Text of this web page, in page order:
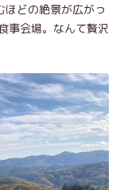
どの絶景が広がっ
事会場。なんて贅沢